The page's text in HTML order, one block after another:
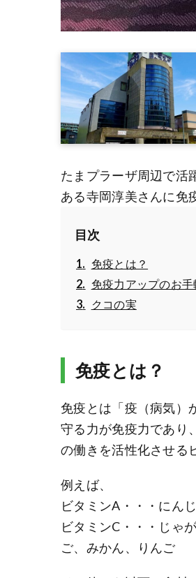
たまプラーザ周辺で活
ある寺岡淳美さんに免
目次
免疫とは？
免疫力アップのお
クコの実
免疫とは？
免疫とは「疫（病気）
守る力が免疫力であり
の働きを活性化させる
例えば、
ビタミンA・・・にん
ビタミンC・・・じゃ
ご、みかん、りんご